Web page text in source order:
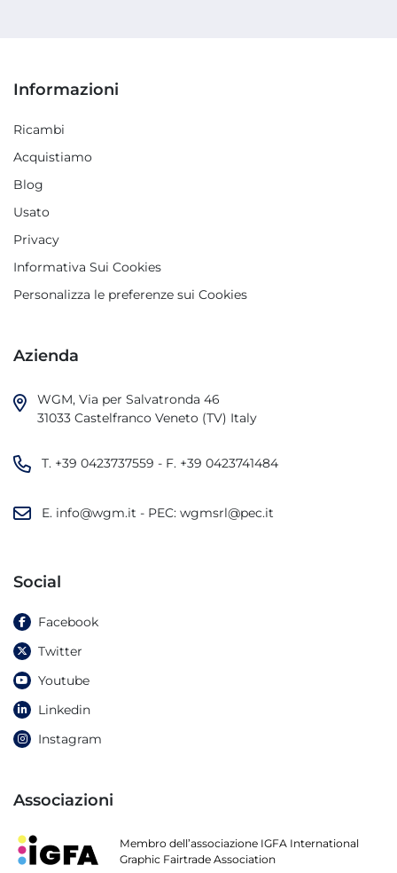
Azienda
WGM, Via per Salvatronda 46
31033 Castelfranco Veneto (TV) Italy
T. +39 0423737559 - F. +39 0423741484
E. info@wgm.it - PEC: wgmsrl@pec.it
Informazioni
Ricambi
Acquistiamo
Blog
Usato
Privacy
Informativa Sui Cookies
Personalizza le preferenze sui Cookies
Social
Facebook
Twitter
Youtube
Linkedin
Instagram
Associazioni
Membro dell’associazione IGFA International
Graphic Fairtrade Association